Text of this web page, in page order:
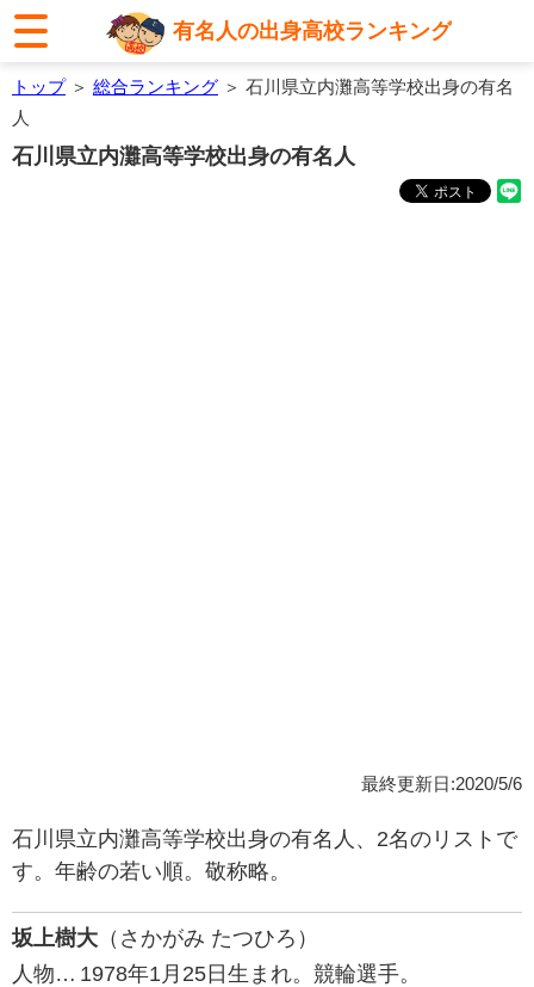
有名人の出身高校ランキング
トップ＞ 総合ランキング ＞ 石川県立内灘高等学校出身の有名
人
石川県立内灘高等学校出身の有名人
最終更新日:2020/5/6
石川県立内灘高等学校出身の有名人、2名のリストで
す。年齢の若い順。敬称略。
坂上樹大 （さかがみ たつひろ）
人物… 1978年1月25日生まれ。競輪選手。